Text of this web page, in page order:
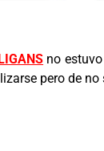
no
pero de no